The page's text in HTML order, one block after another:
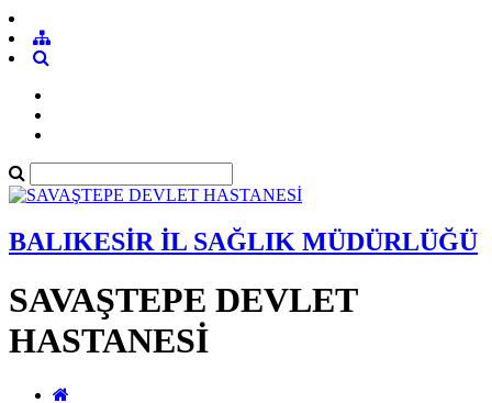
BALIKESİR İL SAĞLIK MÜDÜRLÜĞÜ
SAVAŞTEPE DEVLET
HASTANESİ